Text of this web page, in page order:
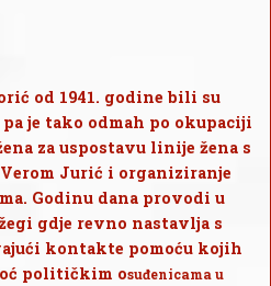
od 1941. godine bili su
je tako odmah po okupaciji
za uspostavu linije žena s
Jurić i organiziranje
Godinu dana provodi u
gdje revno nastavlja s
kontakte pomoću kojih
političkim osuđenicama u